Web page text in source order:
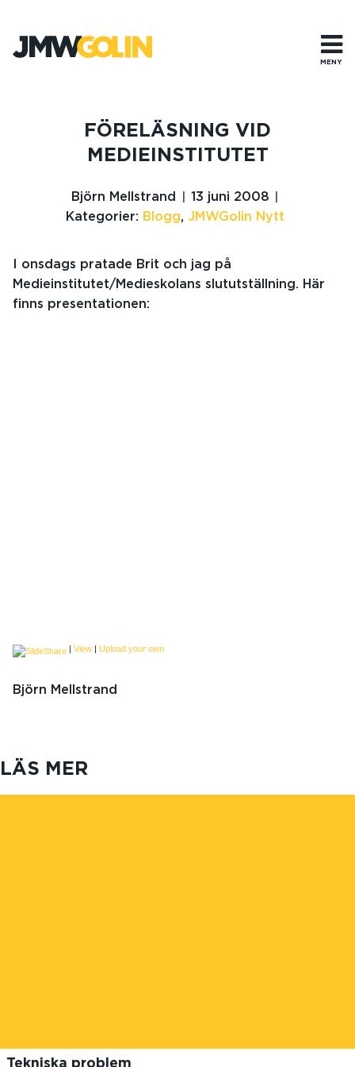
innehåll
MENY
FÖRELÄSNING VID
MEDIEINSTITUTET
Björn Mellstrand
13 juni 2008
Kategorier: Blogg, JMWGolin Nytt
I onsdags pratade Brit och jag på
Medieinstitutet/Medieskolans slututställning. Här
finns presentationen:
| View | Upload your own
Björn Mellstrand
LÄS MER
Tekniska problem